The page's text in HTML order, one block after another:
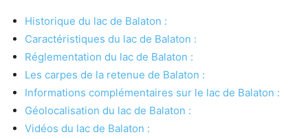
Historique du lac de Balaton :
Caractéristiques du lac de Balaton :
Réglementation du lac de Balaton :
Les carpes de la retenue de Balaton :
Informations complémentaires sur le lac de Balaton :
Géolocalisation du lac de Balaton :
Vidéos du lac de Balaton :